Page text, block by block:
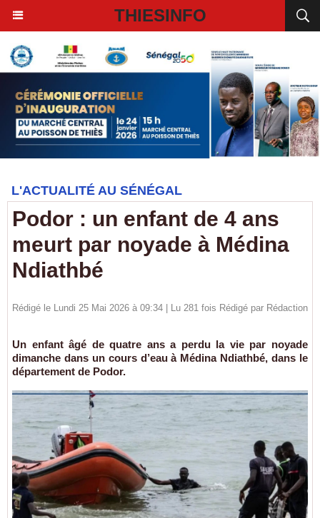
THIESINFO
L'ACTUALITÉ AU SÉNÉGAL
Podor : un enfant de 4 ans
meurt par noyade à Médina
Ndiathbé
Rédigé le Lundi 25 Mai 2026 à 09:34 | Lu 281 fois Rédigé par Rédaction
Un enfant âgé de quatre ans a perdu la vie par noyade
dimanche dans un cours d’eau à Médina Ndiathbé, dans le
département de Podor.